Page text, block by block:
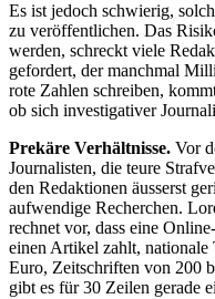
Es ist jedoch schwierig,
zu veröffentlichen. Das
werden, schreckt viele
gefordert, der manchmal
rote Zahlen schreiben,
ob sich investigativer
Prekäre Verhältnisse. Vor
Journalisten, die teure
den Redaktionen äusserst
aufwendige Recherchen.
rechnet vor, dass eine
einen Artikel zahlt, nationale
Euro, Zeitschriften von 200
gibt es für 30 Zeilen gerade